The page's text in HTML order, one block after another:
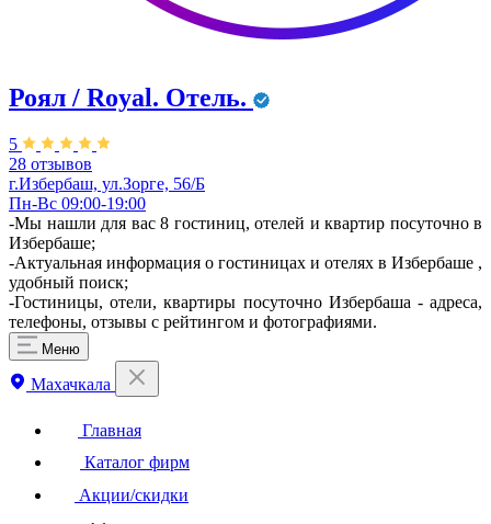
Роял / Royal. Отель.
5
28 отзывов
г.Избербаш, ул.Зорге, 56/Б
Пн-Вс 09:00-19:00
-Мы нашли для вас 8 гостиниц, отелей и квартир посуточно в
Избербаше;
-Актуальная информация о гостиницах и отелях в Избербаше ,
удобный поиск;
-Гостиницы, отели, квартиры посуточно Избербаша - адреса,
телефоны, отзывы с рейтингом и фотографиями.
Меню
Махачкала
Главная
Каталог фирм
Акции/скидки